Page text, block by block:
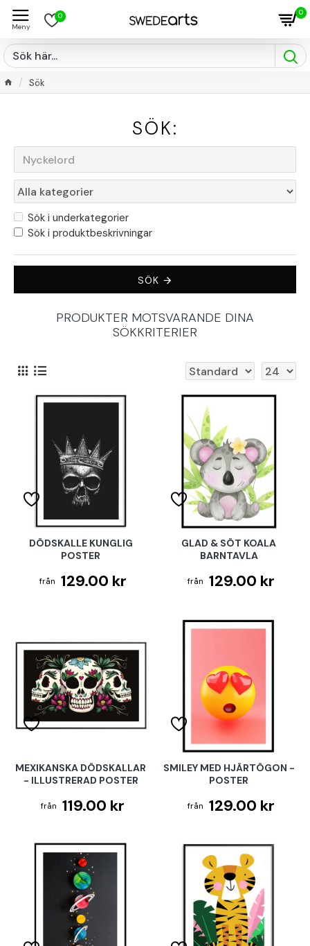
0 0
Sök
SÖK:
Sök i underkategorier
Sök i produktbeskrivningar
SÖK
PRODUKTER MOTSVARANDE DINA
SÖKKRITERIER
DÖDSKALLE KUNGLIG
POSTER
129.00 kr
GLAD & SÖT KOALA
BARNTAVLA
129.00 kr
MEXIKANSKA DÖDSKALLAR
- ILLUSTRERAD POSTER
119.00 kr
SMILEY MED HJÄRTÖGON -
POSTER
129.00 kr